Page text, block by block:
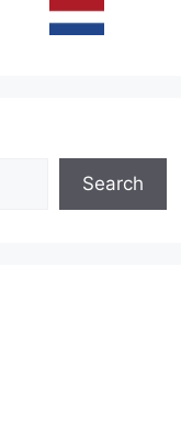
Search